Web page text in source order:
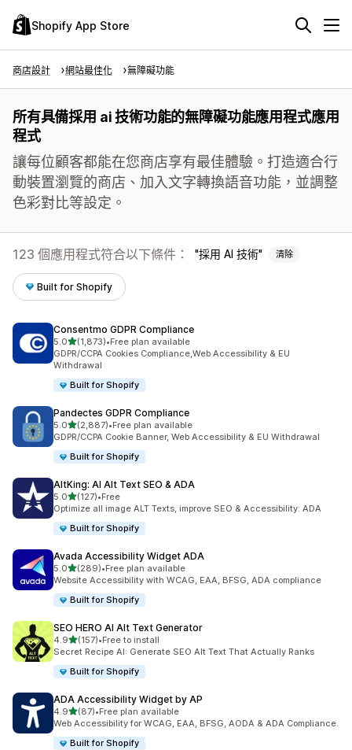
Shopify App Store
商店設計 網站最佳化 無障礙功能
所有具備採用 ai 技術功能的無障礙功能應用程式應用
程式
讓每位顧客都能在您商店享有最佳體驗。打造適合行
動裝置瀏覽的商店、加入文字轉換語音功能，並調整
色彩對比等設定。
123 個應用程式符合以下條件： 採用 AI 技術 清除
Built for Shopify
Consentmo GDPR Compliance
5.0滿分 5 顆星
(1,873)
共有 1873 則評價
•Free plan available
GDPR/CCPA Cookies Compliance,Web Accessibility & EU
Withdrawal
Built for Shopify
Pandectes GDPR Compliance
5.0滿分 5 顆星
(2,887)
共有 2887 則評價
•Free plan available
GDPR/CCPA Cookie Banner, Web Accessibility & EU Withdrawal
Built for Shopify
AltKing: AI Alt Text SEO & ADA
5.0滿分 5 顆星
(127)
共有 127 則評價
•Free
Optimize all image ALT Texts, improve SEO & Accessibility: ADA
Built for Shopify
Avada Accessibility Widget ADA
5.0滿分 5 顆星
(289)
共有 289 則評價
•Free plan available
Website Accessibility with WCAG, EAA, BFSG, ADA compliance
Built for Shopify
SEO HERO AI Alt Text Generator
4.9滿分 5 顆星
(157)
共有 157 則評價
•Free to install
Secret Recipe AI: Generate SEO Alt Text That Actually Ranks
Built for Shopify
ADA Accessibility Widget by AP
4.9滿分 5 顆星
(87)
共有 87 則評價
•Free plan available
Web Accessibility for WCAG, EAA, BFSG, AODA & ADA Compliance.
Built for Shopify